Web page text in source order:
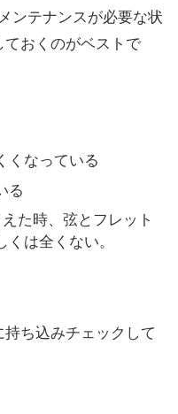
ンテナンスが必要な状
おくのがベストで
くなっている
る
た時、弦とフレット
は全くない。
ち込みチェックして